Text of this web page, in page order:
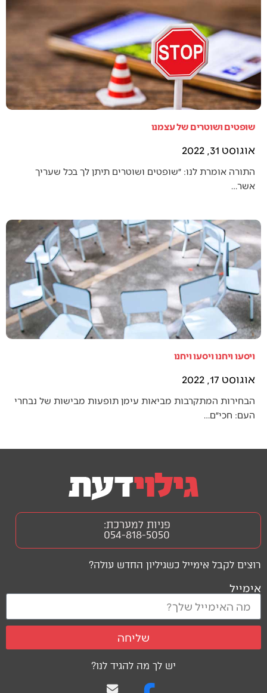
שופטים ושוטרים של עצמנו
אוגוסט 31, 2022
התורה אומרת לנו: ״שופטים ושוטרים תיתן לך בכל שעריך
אשר…
ויסעו ויחנו ויסעו ויחנו
אוגוסט 17, 2022
הבחירות המתקרבות מביאות עימן תופעות מבישות של נבחרי
העם: חכי״ם…
יש לך מה להגיד לנו?
רוצים לקבל אימייל כשגיליון החדש עולה?
אימייל
שליחה
פניות למערכת:
054-818-5050